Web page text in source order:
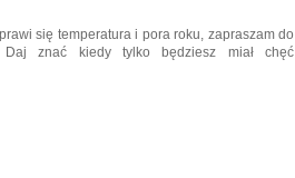
się temperatura i pora roku, zapraszam do
Daj znać kiedy tylko będziesz miał chęć